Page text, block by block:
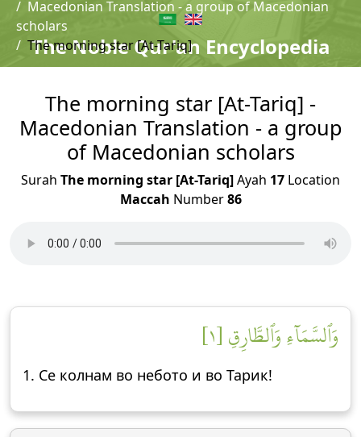
The Noble Qur'an Encyclopedia
Macedonian Translation - a group of Macedonian
scholars
The morning star [At-Tariq]
The morning star [At-Tariq] -
Macedonian Translation - a group
of Macedonian scholars
Surah The morning star [At-Tariq]Ayah 17 Location
Maccah Number86
وَٱلسَّمَآءِ وَٱلطَّارِقِ [١]
1. Се колнам во небото и во Тарик!